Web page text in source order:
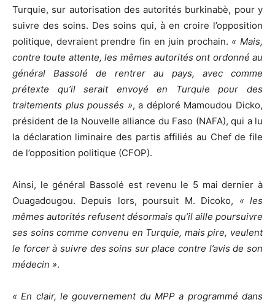
Turquie, sur autorisation des autorités burkinabè, pour y
suivre des soins. Des soins qui, à en croire l’opposition
politique, devraient prendre fin en juin prochain. « Mais,
contre toute attente, les mêmes autorités ont ordonné au
général Bassolé de rentrer au pays, avec comme
prétexte qu’il serait envoyé en Turquie pour des
traitements plus poussés », a déploré Mamoudou Dicko,
président de la Nouvelle alliance du Faso (NAFA), qui a lu
la déclaration liminaire des partis affiliés au Chef de file
de l’opposition politique (CFOP).
Ainsi, le général Bassolé est revenu le 5 mai dernier à
Ouagadougou. Depuis lors, poursuit M. Dicoko, « les
mêmes autorités refusent désormais qu’il aille poursuivre
ses soins comme convenu en Turquie, mais pire, veulent
le forcer à suivre des soins sur place contre l’avis de son
médecin ».
« En clair, le gouvernement du MPP a programmé dans